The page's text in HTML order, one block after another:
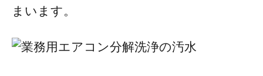
まいます。